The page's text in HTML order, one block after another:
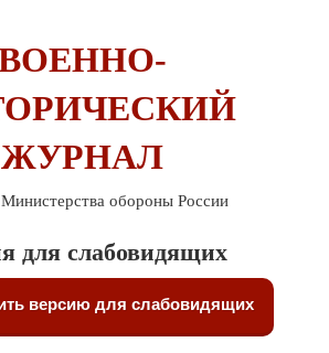
ЖУРНАЛ
обороны России
для слабовидящих
версию для слабовидящих